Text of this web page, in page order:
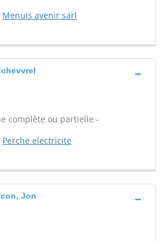
Menuis avenir sarl
complète ou partielle -
Perche electricite
Jon